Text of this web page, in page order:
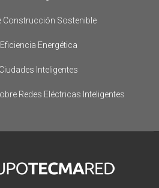
Construcción Sostenible
Energética
Inteligentes
Redes Eléctricas Inteligentes